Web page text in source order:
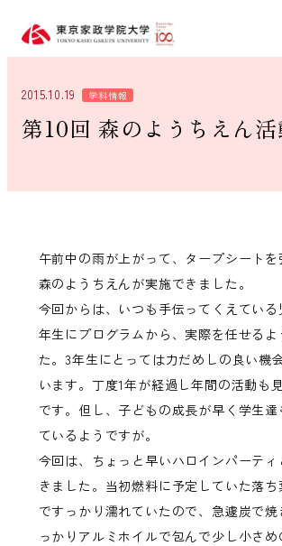
2015.10.19 学科情報
第10回 森のようちえん
午前中の雨が上がって、タープシートを
森のようちえんが実施できました。
今回からは、いつも手伝ってくえている
年生にプログラムから、実際を任せるよ
た。3年生にとっては力だめしの良い機
います。丁度1年が経過し年間の活動も
です。但し、子どもの成長が早く学生達
ているようですが。
今回は、ちょっと早いハロインパーテ
きました。当初燃料に予定していた落
ですっかり濡れていたので、急遽炭で焼
っかりアルミホイルで包んで少し小さ